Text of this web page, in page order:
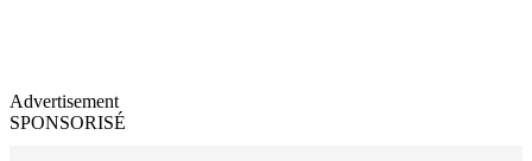
Advertisement
SPONSORISÉ